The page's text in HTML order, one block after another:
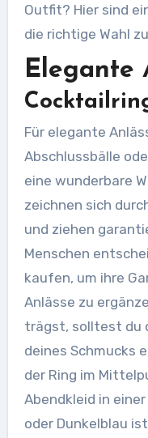
Outfit? Hier sind
die richtige Wahl
Elegante
Für elegante
Abschlussbälle
eine wunderbare
zeichnen sich
und ziehen
Menschen
kaufen, um ihre
Anlässe zu
trägst, solltest du
deines Schmucks
der Ring im
Abendkleid in
oder Dunkelblau